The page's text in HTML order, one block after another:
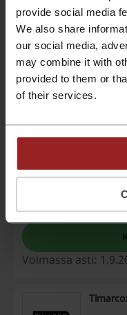
provide social media
We also share
our social media,
may combine it with
provided to them or
of their services.
TARJOUS
Liity
etukäteen.
COS:
Voimassa asti: